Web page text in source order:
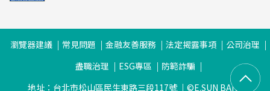
瀏覽器建議 常見問題 金融友善服務 法定揭露事項
公司治理
盡職治理
ESG專區
防範詐騙
地址：台北市松山區民生東路三段117號
©E.SUN BANK